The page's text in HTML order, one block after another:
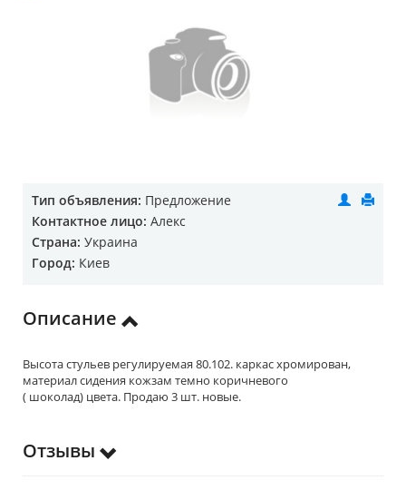
Тип объявления: Предложение
Контактное лицо: Алекс
Страна: Украина
Город: Киев
Описание
Высота стульев регулируемая 80.102. каркас хромирован,
материал сидения кожзам темно коричневого
( шоколад) цвета. Продаю 3 шт. новые.
Отзывы